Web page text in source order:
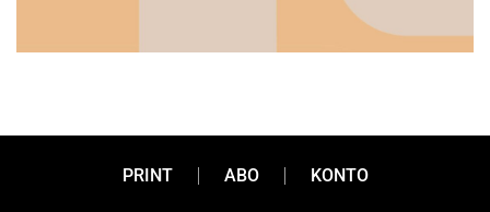
Wohin geht die Reise?
PRINT ABO KONTO